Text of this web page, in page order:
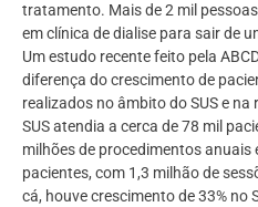
tratamento. Mais de 2 mil
em clínica de dialise para sair de
Um estudo recente feito pela
diferença do crescimento de
realizados no âmbito do SUS e
SUS atendia a cerca de 78 mil
milhões de procedimentos anuais
pacientes, com 1,3 milhão de
cá, houve crescimento de 33% no